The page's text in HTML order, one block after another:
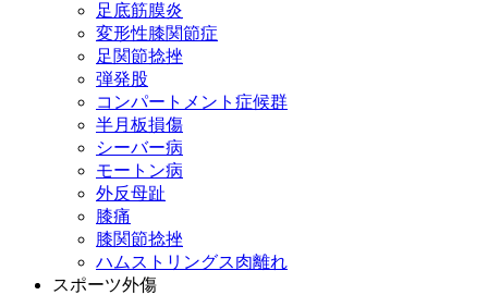
足底筋膜炎
変形性膝関節症
足関節捻挫
弾発股
コンパートメント症候群
半月板損傷
シーバー病
モートン病
外反母趾
膝痛
膝関節捻挫
ハムストリングス肉離れ
スポーツ外傷